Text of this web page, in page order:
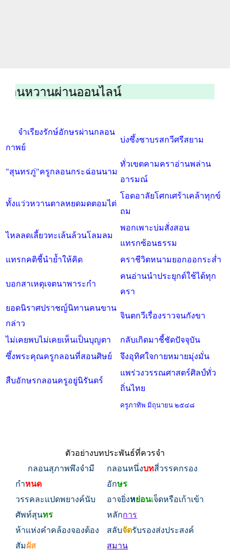
นผ่านออนไลน์
จำเรียงรักษ์อักษรผ่านกลอน
กาพย์
บ่งซึ้งซาบรสกวีศรีสยาม
"สุนทรภู่"ครูกลอนกระฉ่อนนาม
ทั่วเขตคามคราอ่านพล่าน
อารมณ์
ทั้งแว่วหวานตาลหยดมดตอมไต่
โอดอาลัยโศกเศร้าเคล้าทุกข์
ถม
ไหลลดเลี้ยวทะเล้นล้วนโลมลม
พอกเพาะบ่มสั่งสอน
แทรกซ้อนธรรม
แทรกคติชี้นำย้ำให้คิด
คราชีวิตหนามยอกออกระส่ำ
บอกสาเหตุเจตนาพาระกำ
คนอ่านนำประยุกต์ใช้ได้ทุก
ครา
ยอดนิราศปราชญ์นิทานคนขาน
กล่าว
จินตกวีเรื่องราวจนกังขา
ไม่เคยพบไม่เคยเห็นเป็นบุญตา
กลับเกิดมาชี้ชัดปัจจุบัน
ซึ้งพระคุณครูกลอนที่สอนศิษย์
จึงอุทิศใจกายหมายมุ่งมั่น
สืบอักษรกลอนครูอยู่นิรันดร์
แพร่วงวรรณศาสตร์ศิลป์ทั่ว
ถิ่นไทย
ครูภาทิพ มิถุนายน ๒๕๔๘
ตัวอย่างบทประพันธ์ที่ควรจำ
กลอนสุภาพพึงจำมี
กำหนด
กลอนหนึ่งบทสี่วรรคกรอง
อักษร
วรรคละแปดพยางค์นับ
ศัพท์สุนทร
อาจยิ่งหย่อนเจ็ดหรือเก้าเข้า
หลักการ
ห้าแห่งคำคล้องจองต้อง
สัมผัส
สลับจัดรับรองส่งประสงค์
สมาน